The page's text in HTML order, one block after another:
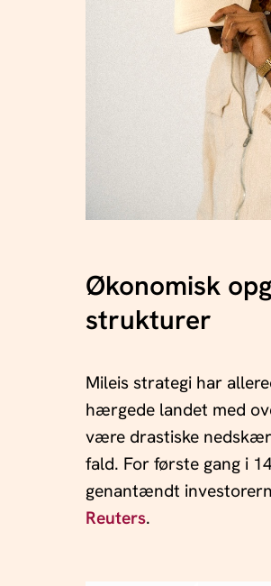
Økonomisk
strukturer
Mileis strategi har
hærgede landet med
være drastiske
fald. For første gang i
genantændt
Reuters.